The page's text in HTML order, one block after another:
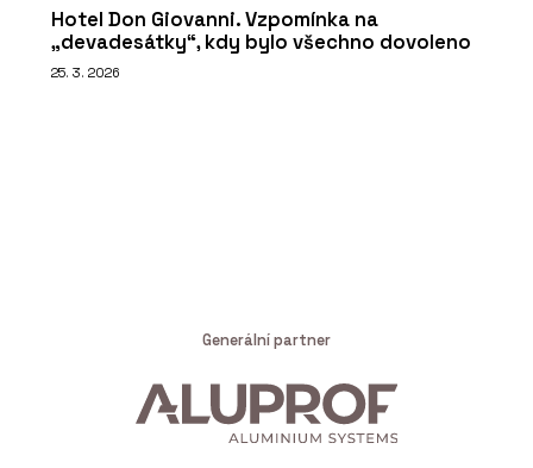
Hotel Don Giovanni. Vzpomínka na
„devadesátky“, kdy bylo všechno dovoleno
25. 3. 2026
Generální partner